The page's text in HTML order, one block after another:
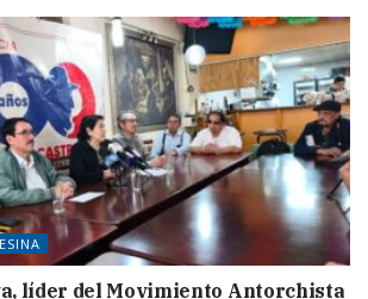
líder del Movimiento Antorchista